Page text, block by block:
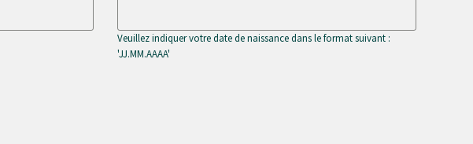
Veuillez indiquer votre date de naissance dans le format suivant :
'JJ.MM.AAAA'